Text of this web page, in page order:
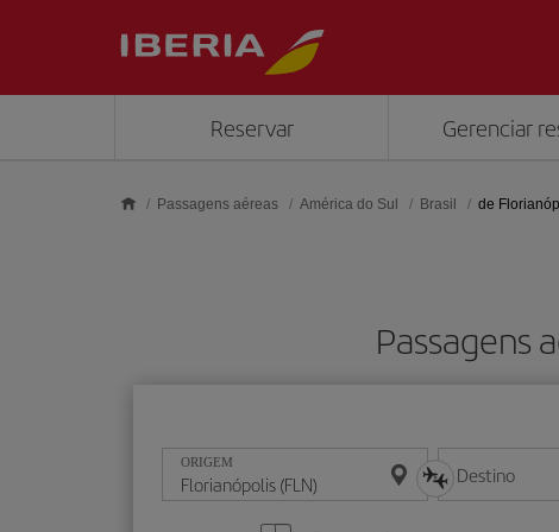
Reservar Gerenciar
Passagens aéreas América do Sul Brasil de
Passagens
ORIGEM Destino